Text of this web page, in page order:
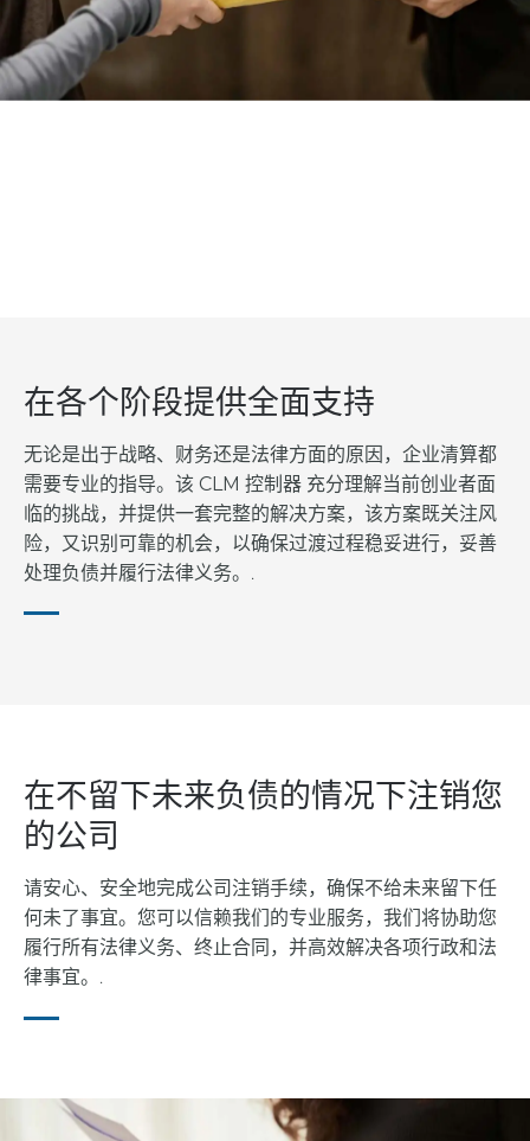
在各个阶段提供全面支持
无论是出于战略、财务还是法律方面的原因，企业清算都
需要专业的指导。该 CLM 控制器 充分理解当前创业者面
临的挑战，并提供一套完整的解决方案，该方案既关注风
险，又识别可靠的机会，以确保过渡过程稳妥进行，妥善
处理负债并履行法律义务。.
在不留下未来负债的情况下注销您
的公司
请安心、安全地完成公司注销手续，确保不给未来留下任
何未了事宜。您可以信赖我们的专业服务，我们将协助您
履行所有法律义务、终止合同，并高效解决各项行政和法
律事宜。.